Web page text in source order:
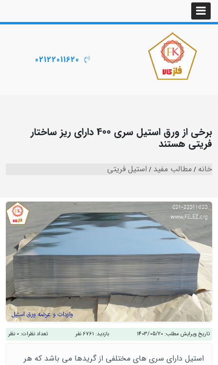
02122011620
برخی از ورق استیل سری 400 دارای ریز ساختار
فریتی هستند
خانه مطالب مفید استیل فریتی
تاریخ ویرایش مطلب: 1403/05/20 بازدید: 6761 نفر تعداد نظرات: 0 نظر
استیل دارای سری های مختلفی از گریدها می باشد که هر